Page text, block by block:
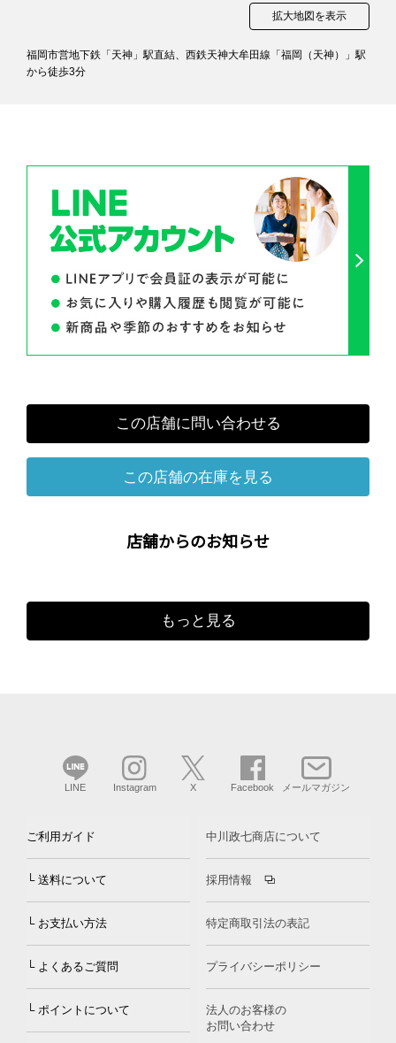
拡大地図を表示
福岡市営地下鉄「天神」駅直結、西鉄天神大牟田線「福岡（天神）」駅
から徒歩3分
この店舗に問い合わせる
この店舗の在庫を見る
店舗からのお知らせ
もっと見る
LINE Instagram X Facebook メールマガジン
ご利用ガイド
└ 送料について
└ お支払い方法
└ よくあるご質問
└ ポイントについて
中川政七商店について
採用情報
特定商取引法の表記
プライバシーポリシー
法人のお客様の
お問い合わせ